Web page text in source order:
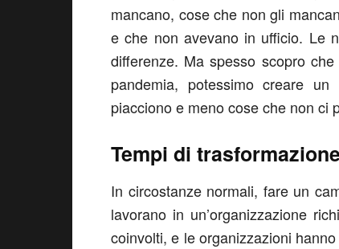
mancano, cose che non gli
e che non avevano in ufficio. Le
differenze. Ma spesso scopro
pandemia, potessimo creare
piacciono e meno cose che non ci
Tempi di trasformazione
In circostanze normali, fare un
lavorano in un’organizzazione
coinvolti, e le organizzazioni